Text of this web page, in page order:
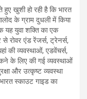
खुशी हो रही है कि भारत
के ग्राम दुधली में किया
यह युवा शक्ति का एक
रोवर एंड रेंजर्स, ट्रेनर्स,
की व्यवस्थाओं, एडवेंचर्स,
के लिए की गई व्यवस्थाओं
और उत्कृष्ट व्यवस्था
स्काउट गाइड का